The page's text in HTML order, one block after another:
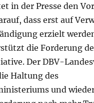
in der Presse den
dass erst auf
erzielt
die Forderung
Der DBV-
Haltung des
und